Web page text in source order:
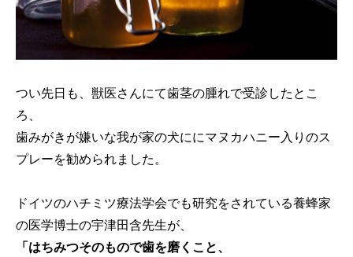
つい先日も、獣医さんにて歯茎の腫れで受診したとこ
ろ、
歯みがきが嫌いな我が家の犬ににマヌカハニー入りのス
プレーを勧められました。
ドイツのハチミツ療法学会でも研究をされている養蜂家
の医学博士の宇津田含先生が、
「はちみつそのもので歯を磨くこと、